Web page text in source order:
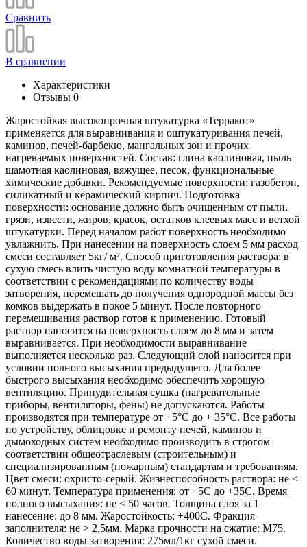
Сравнить
В сравнении
Характеристики
Отзывы 0
Жаростойкая высокопрочная штукатурка «Терракот»
применяется для выравнивания и оштукатуривания печей,
каминов, печей-барбекю, мангальных зон и прочих
нагреваемых поверхностей. Состав: глина каолиновая, пыль
шамотная каолиновая, вяжущее, песок, функциональные
химические добавки. Рекомендуемые поверхности: газобетон,
силикатный и керамический кирпич. Подготовка
поверхности: основание должно быть очищенным от пыли,
грязи, извести, жиров, красок, остатков клеевых масс и ветхой
штукатурки. Перед началом работ поверхность необходимо
увлажнить. При нанесении на поверхность слоем 5 мм расход
смеси составляет 5кг/ м². Способ приготовления раствора: в
сухую смесь влить чистую воду комнатной температуры в
соответствии с рекомендациями по количеству воды
затворения, перемешать до получения однородной массы без
комков выдержать в покое 5 минут. После повторного
перемешивания раствор готов к применению. Готовый
раствор наносится на поверхность слоем до 8 мм и затем
выравнивается. При необходимости выравнивание
выполняется несколько раз. Следующий слой наносится при
условии полного высыхания предыдущего. Для более
быстрого высыхания необходимо обеспечить хорошую
вентиляцию. Принудительная сушка (нагревательные
приборы, вентиляторы, фены) не допускаются. Работы
производятся при температуре от +5°С до + 35°С. Все работы
по устройству, облицовке и ремонту печей, каминов и
дымоходных систем необходимо производить в строгом
соответствии общеотраслевым (строительным) и
специализированным (пожарным) стандартам и требованиям.
Цвет смеси: охристо-серый. Жизнеспособность раствора: не <
60 минут. Температура применения: от +5С до +35С. Время
полного высыхания: не < 50 часов. Толщина слоя за 1
нанесение: до 8 мм. Жаростойкость: +400С. Фракция
заполнителя: не > 2,5мм. Марка прочности на сжатие: М75.
Количество воды затворения: 275мл/1кг сухой смеси.